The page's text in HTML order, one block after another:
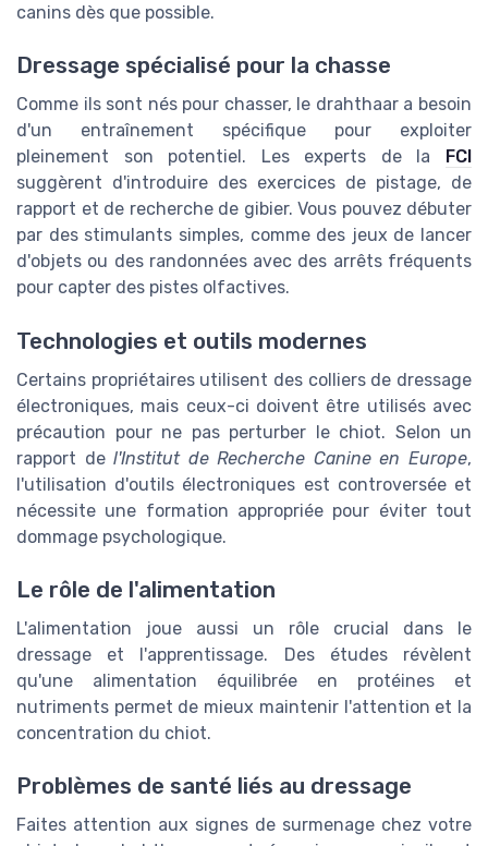
canins dès que possible.
Dressage spécialisé pour la chasse
Comme ils sont nés pour chasser, le drahthaar a besoin
d'un entraînement spécifique pour exploiter
pleinement son potentiel. Les experts de la
FCI
suggèrent d'introduire des exercices de pistage, de
rapport et de recherche de gibier. Vous pouvez débuter
par des stimulants simples, comme des jeux de lancer
d'objets ou des randonnées avec des arrêts fréquents
pour capter des pistes olfactives.
Technologies et outils modernes
Certains propriétaires utilisent des colliers de dressage
électroniques, mais ceux-ci doivent être utilisés avec
précaution pour ne pas perturber le chiot. Selon un
rapport del'Institut de Recherche Canine en Europe,
l'utilisation d'outils électroniques est controversée et
nécessite une formation appropriée pour éviter tout
dommage psychologique.
Le rôle de l'alimentation
L'alimentation joue aussi un rôle crucial dans le
dressage et l'apprentissage. Des études révèlent
qu'une alimentation équilibrée en protéines et
nutriments permet de mieux maintenir l'attention et la
concentration du chiot.
Problèmes de santé liés au dressage
Faites attention aux signes de surmenage chez votre